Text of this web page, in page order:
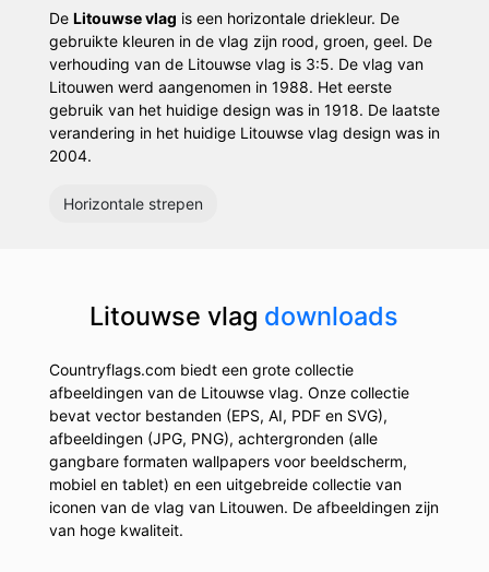
De Litouwse vlag is een horizontale driekleur. De
gebruikte kleuren in de vlag zijn rood, groen, geel. De
verhouding van de Litouwse vlag is 3:5. De vlag van
Litouwen werd aangenomen in 1988. Het eerste
gebruik van het huidige design was in 1918. De laatste
verandering in het huidige Litouwse vlag design was in
2004.
Horizontale strepen
Litouwse vlag downloads
Countryflags.com biedt een grote collectie
afbeeldingen van de Litouwse vlag. Onze collectie
bevat vector bestanden (EPS, AI, PDF en SVG),
afbeeldingen (JPG, PNG), achtergronden (alle
gangbare formaten wallpapers voor beeldscherm,
mobiel en tablet) en een uitgebreide collectie van
iconen van de vlag van Litouwen. De afbeeldingen zijn
van hoge kwaliteit.